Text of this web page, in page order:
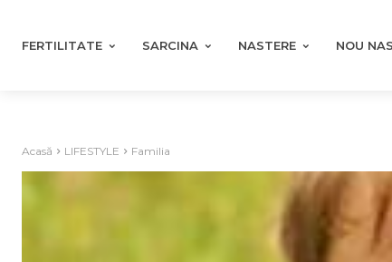
FERTILITATE SARCINA NASTERE NOU
Acasă LIFESTYLE Familia